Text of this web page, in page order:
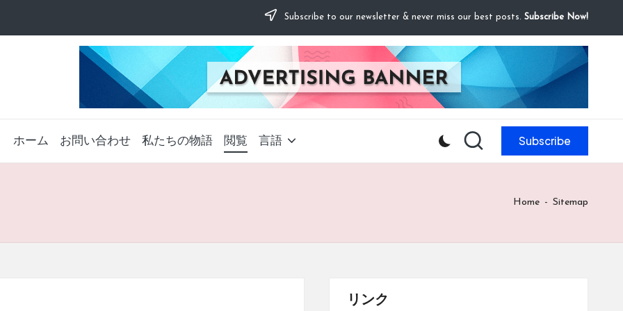
Subscribe to our newsletter & never miss our best posts. Subscribe Now!
ホーム お問い合わせ 私たちの物語 閲覧 言語 Subscribe
Home - Sitemap
リンク